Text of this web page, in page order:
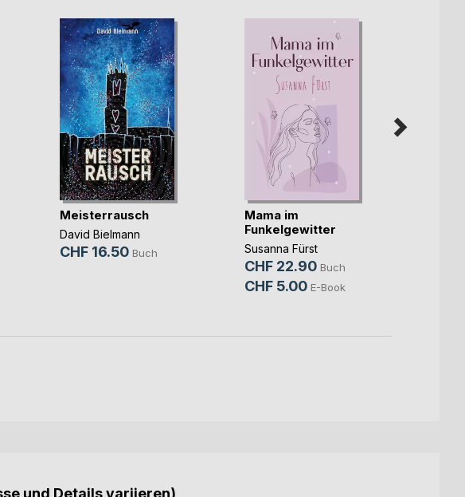
Meisterrausch
David Bielmann
CHF 16.50 Buch
Mama im
Funkelgewitter
Susanna Fürst
CHF 22.90 Buch
CHF 5.00 E-Book
und Details variieren)